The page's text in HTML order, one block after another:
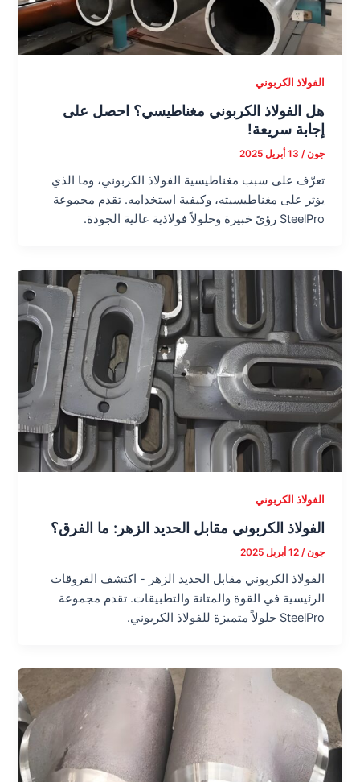
الفولاذ الكربوني
هل الفولاذ الكربوني مغناطيسي؟ احصل على
إجابة سريعة!
جون/ 13 أبريل 2025
تعرّف على سبب مغناطيسية الفولاذ الكربوني، وما الذي
يؤثر على مغناطيسيته، وكيفية استخدامه. تقدم مجموعة
SteelPro رؤىً خبيرة وحلولاً فولاذية عالية الجودة.
الفولاذ الكربوني
الفولاذ الكربوني مقابل الحديد الزهر: ما الفرق؟
جون/12 أبريل 2025
الفولاذ الكربوني مقابل الحديد الزهر - اكتشف الفروقات
الرئيسية في القوة والمتانة والتطبيقات. تقدم مجموعة
SteelPro حلولاً متميزة للفولاذ الكربوني.